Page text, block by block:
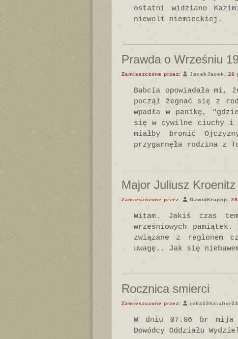
ostatni widziano
niewoli niemieckiej.
Prawda o Wrześniu
Zamieszczone przez: JacekJacek , 26
Babcia opowiadała mi,
począł żegnać się z
wpadła w panikę,
się w cywilne ciuchy i
miałby bronić
przygarnęła rodzina z
Major Juliusz Kroenitz
Zamieszczone przez: DawidKrupop ,
Witam. Jakiś czas
wrześniowych
związane z regionem
uwagę.. Jak się
Rocznica smierci
Zamieszczone przez: roka53kalafior53
W dniu 07.06 br mija
Dowódcy Oddziału